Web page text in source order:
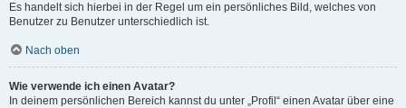
Es handelt sich hierbei in der Regel um ein persönliches Bild, welches von
Benutzer zu Benutzer unterschiedlich ist.
Nach oben
Wie verwende ich einen Avatar?
In deinem persönlichen Bereich kannst du unter „Profil“ einen Avatar über eine